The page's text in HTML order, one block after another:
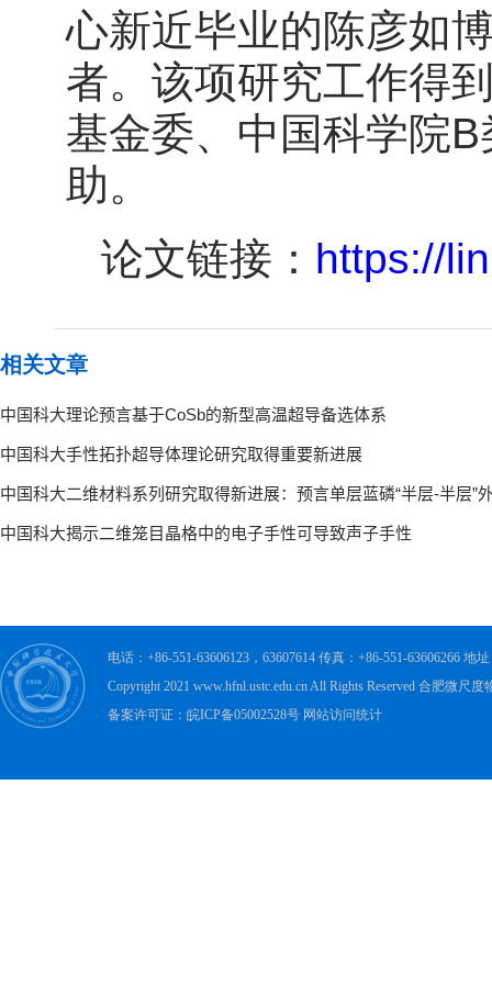
心新近毕业的陈彦如
者。该项研究工作得
基金委、中国科学院
助。
论文链接： https://
相关文章
电话：+86-551-63606123，63607614 传真：+86-551-63606266 地
Copyright 2021 www.hfnl.ustc.edu.cn All Rights Reserved 合肥微尺
备案许可证：皖ICP备05002528号 网站访问统计